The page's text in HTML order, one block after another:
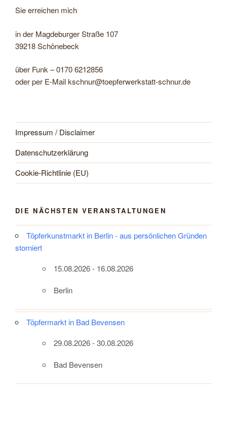
Sie erreichen mich
in der Magdeburger Straße 107
39218 Schönebeck
über Funk – 0170 6212856
oder per E-Mail kschnur@toepferwerkstatt-schnur.de
Impressum / Disclaimer
Datenschutzerklärung
Cookie-Richtlinie (EU)
DIE NÄCHSTEN VERANSTALTUNGEN
Töpferkunstmarkt in Berlin - aus persönlichen Gründen
storniert
15.08.2026 - 16.08.2026
Berlin
Töpfermarkt in Bad Bevensen
29.08.2026 - 30.08.2026
Bad Bevensen